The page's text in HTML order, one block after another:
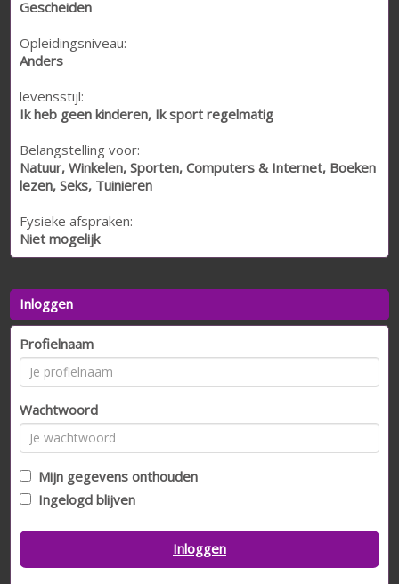
Gescheiden
Opleidingsniveau:
Anders
levensstijl:
Ik heb geen kinderen, Ik sport regelmatig
Belangstelling voor:
Natuur, Winkelen, Sporten, Computers & Internet, Boeken
lezen, Seks, Tuinieren
Fysieke afspraken:
Niet mogelijk
Inloggen
Profielnaam
Wachtwoord
Mijn gegevens onthouden
Ingelogd blijven
Inloggen